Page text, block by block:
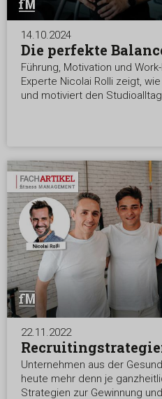
14.10.2024
Die perfekte
Führung, Motivation und
Experte Nicolai Rolli zeigt,
und motiviert den
22.11.2022
Unternehmen aus der
heute mehr denn je
Strategien zur Gewinnung